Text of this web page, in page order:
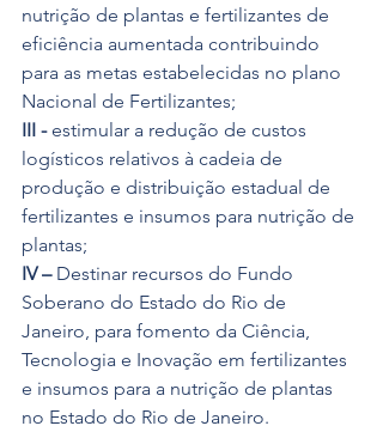
nutrição de plantas e fertilizantes de
eficiência aumentada contribuindo
para as metas estabelecidas no plano
Nacional de Fertilizantes;
III - estimular a redução de custos
logísticos relativos à cadeia de
produção e distribuição estadual de
fertilizantes e insumos para nutrição de
plantas;
IV – Destinar recursos do Fundo
Soberano do Estado do Rio de
Janeiro, para fomento da Ciência,
Tecnologia e Inovação em fertilizantes
e insumos para a nutrição de plantas
no Estado do Rio de Janeiro.